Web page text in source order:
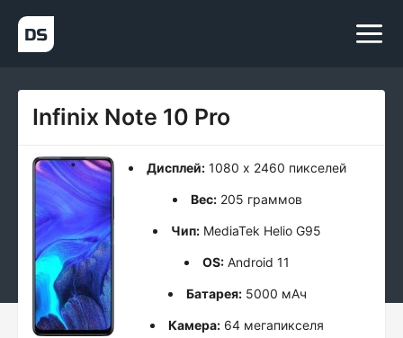
Infinix Note 10 Pro
Дисплей:1080 x 2460 пикселей
Вес:205 граммов
Чип: MediaTek Helio G95
OS: Android 11
Батарея:5000 мАч
Камера: 64 мегапикселя